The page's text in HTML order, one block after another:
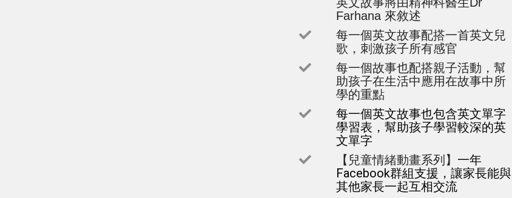
Farhana 來敘述
每一個英文故事配搭一首英文兒
歌，刺激孩子所有感官
每一個故事也配搭親子活動，幫
助孩子在生活中應用在故事中所
學的重點
每一個英文故事也包含英文單字
學習表，幫助孩子學習較深的英
文單字
【兒童情緒動畫系列】 一年
Facebook群組支援，讓家長能與
其他家長一起互相交流